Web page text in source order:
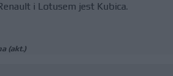
i Lotusem jest Kubica.
(akt.)